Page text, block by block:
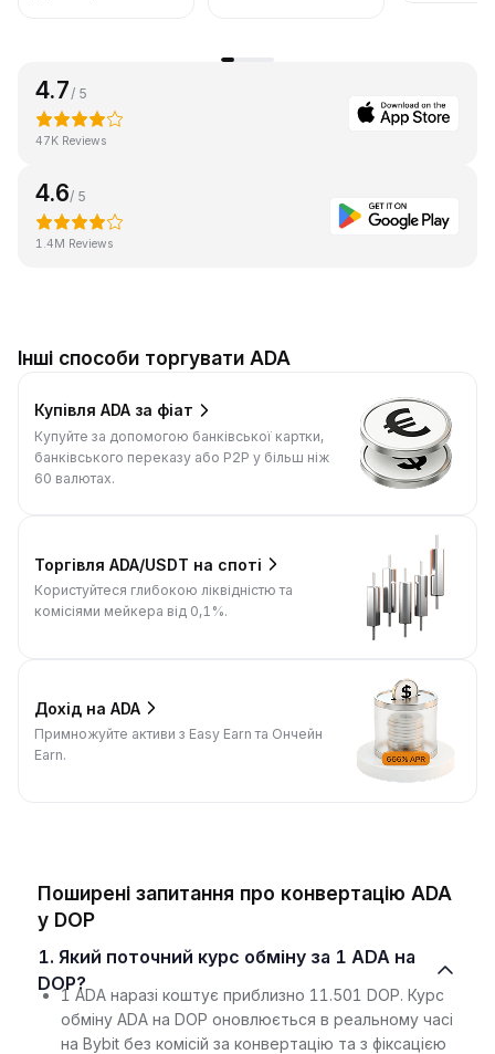
4.7/ 5
47K Reviews
4.6/ 5
1.4M Reviews
Інші способи торгувати ADA
Купівля ADA за фіат
Купуйте за допомогою банківської картки,
банківського переказу або P2P у більш ніж
60 валютах.
Торгівля ADA/USDT на споті
Користуйтеся глибокою ліквідністю та
комісіями мейкера від 0,1%.
Дохід на ADA
Примножуйте активи з Easy Earn та Ончейн
Earn.
Поширені запитання про конвертацію ADA
у DOP
1. Який поточний курс обміну за 1 ADA на
DOP?
1 ADA наразі коштує приблизно 11.501 DOP. Курс
обміну ADA на DOP оновлюється в реальному часі
на Bybit без комісій за конвертацію та з фіксацією